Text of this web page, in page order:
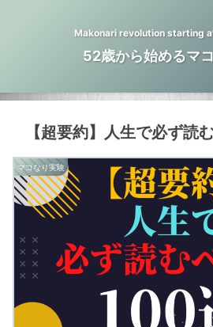
Makonari revolution starting
52歳から始めるマ
【超要約】人生で必ず読
マコなり実験